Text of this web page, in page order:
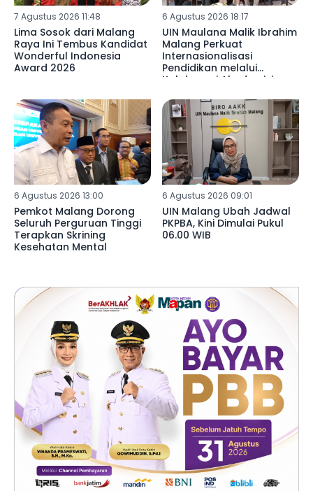
7 Agustus 2026 11:48
Lima Sosok dari Malang
Raya Ini Tembus Kandidat
Wonderful Indonesia
Award 2026
6 Agustus 2026 18:17
UIN Maulana Malik Ibrahim
Malang Perkuat
Internasionalisasi
Pendidikan melalui
Kolaborasi Akademisi
Mulyoagung
6 Agustus 2026 13:00
Pemkot Malang Dorong
Seluruh Perguruan Tinggi
Terapkan Skrining
Kesehatan Mental
6 Agustus 2026 09:01
UIN Malang Ubah Jadwal
PKPBA, Kini Dimulai Pukul
06.00 WIB